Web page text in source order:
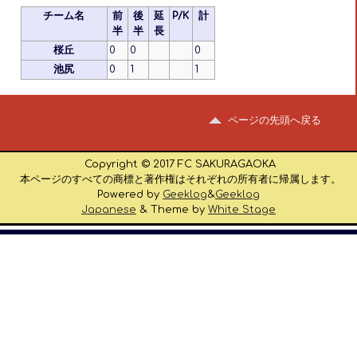
チーム名
前
半
後
半
延
長
P/K 計
桜丘 0 0
0
池尻
0 1 1
ページの先頭へ戻る
Copyright © 2017 FC SAKURAGAOKA
本ページのすべての商標と著作権はそれぞれの所有者に帰属します。
Powered by Geeklog&Geeklog
Japanese & Theme by White Stage